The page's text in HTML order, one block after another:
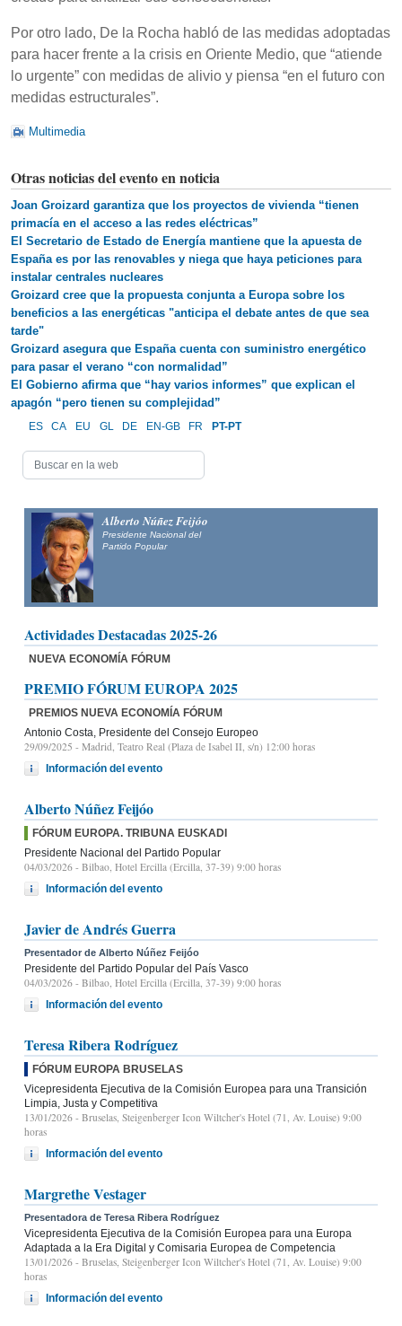
Por otro lado, De la Rocha habló de las medidas adoptadas
para hacer frente a la crisis en Oriente Medio, que “atiende
lo urgente” con medidas de alivio y piensa “en el futuro con
medidas estructurales”.
Multimedia
Otras noticias del evento en noticia
Joan Groizard garantiza que los proyectos de vivienda “tienen
primacía en el acceso a las redes eléctricas”
El Secretario de Estado de Energía mantiene que la apuesta de
España es por las renovables y niega que haya peticiones para
instalar centrales nucleares
Groizard cree que la propuesta conjunta a Europa sobre los
beneficios a las energéticas "anticipa el debate antes de que sea
tarde"
Groizard asegura que España cuenta con suministro energético
para pasar el verano “con normalidad”
El Gobierno afirma que “hay varios informes” que explican el
apagón “pero tienen su complejidad”
ES CA EU GL DE EN-GB FR PT-PT
Alberto Núñez Feijóo
Presidente Nacional del
Partido Popular
Actividades Destacadas 2025-26
NUEVA ECONOMÍA FÓRUM
PREMIO FÓRUM EUROPA 2025
PREMIOS NUEVA ECONOMÍA FÓRUM
Antonio Costa, Presidente del Consejo Europeo
29/09/2025 - Madrid, Teatro Real (Plaza de Isabel II, s/n) 12:00 horas
Información del evento
Alberto Núñez Feijóo
FÓRUM EUROPA. TRIBUNA EUSKADI
Presidente Nacional del Partido Popular
04/03/2026 - Bilbao, Hotel Ercilla (Ercilla, 37-39) 9:00 horas
Información del evento
Javier de Andrés Guerra
Presentador de Alberto Núñez Feijóo
Presidente del Partido Popular del País Vasco
04/03/2026 - Bilbao, Hotel Ercilla (Ercilla, 37-39) 9:00 horas
Información del evento
Teresa Ribera Rodríguez
FÓRUM EUROPA BRUSELAS
Vicepresidenta Ejecutiva de la Comisión Europea para una Transición
Limpia, Justa y Competitiva
13/01/2026 - Bruselas, Steigenberger Icon Wiltcher's Hotel (71, Av. Louise) 9:00
horas
Información del evento
Margrethe Vestager
Presentadora de Teresa Ribera Rodríguez
Vicepresidenta Ejecutiva de la Comisión Europea para una Europa
Adaptada a la Era Digital y Comisaria Europea de Competencia
13/01/2026 - Bruselas, Steigenberger Icon Wiltcher's Hotel (71, Av. Louise) 9:00
horas
Información del evento